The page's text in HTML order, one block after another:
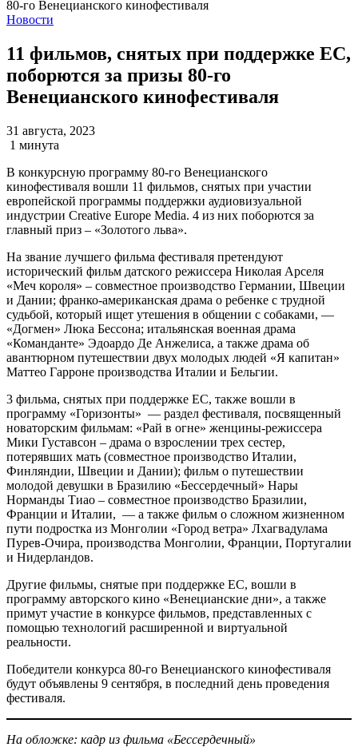
Новости
11 фильмов, снятых при поддержке ЕС,
поборются за призы 80-го
Венецианского кинофестиваля
31 августа, 2023
1 минута
В конкурсную программу 80-го Венецианского
кинофестиваля вошли 11 фильмов, снятых при участии
европейской программы поддержки аудиовизуальной
индустрии Creative Europe Media. 4 из них поборются за
главный приз – «Золотого льва».
На звание лучшего фильма фестиваля претендуют
исторический фильм датского режиссера Николая Арселя
«Меч короля» – совместное производство Германии, Швеции
и Дании; франко-американская драма о ребенке с трудной
судьбой, который ищет утешения в общении с собаками, —
«Догмен» Люка Бессона; итальянская военная драма
«Команданте» Эдоардо Де Анжелиса, а также драма об
авантюрном путешествии двух молодых людей «Я капитан»
Маттео Гарроне производства Италии и Бельгии.
3 фильма, снятых при поддержке ЕС, также вошли в
программу «Горизонты» — раздел фестиваля, посвященный
новаторским фильмам: «Рай в огне» женцины-режиссера
Мики Густавсон – драма о взрослении трех сестер,
потерявших мать (совместное производство Италии,
Финляндии, Швеции и Дании); фильм о путешествии
молодой девушки в Бразилию «Бессердечный» Нары
Норманды Тиао – совместное производство Бразилии,
Франции и Италии, — а также фильм о сложном жизненном
пути подростка из Монголии «Город ветра» Лхагвадулама
Пурев-Очира, производства Монголии, Франции, Португалии
и Нидерландов.
Другие фильмы, снятые при поддержке ЕС, вошли в
программу авторского кино «Венецианские дни», а также
примут участие в конкурсе фильмов, представленных с
помощью технологий расширенной и виртуальной
реальности.
Победители конкурса 80-го Венецианского кинофестиваля
будут объявлены 9 сентября, в последний день проведения
фестиваля.
На обложке: кадр из фильма «Бессердечный»